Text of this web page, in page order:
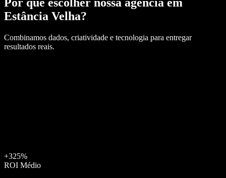
Estância Velha?
Combinamos dados, criatividade e tecnologia para entregar
resultados reais.
+325%
ROI Médio